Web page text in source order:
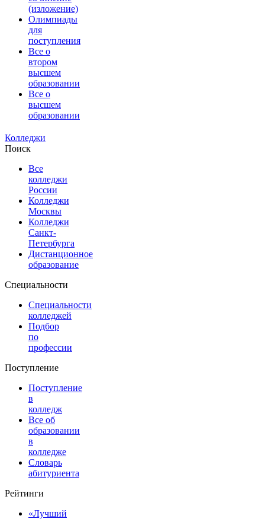
(изложение)
Олимпиады
для
поступления
Все о
втором
высшем
образовании
Все о
высшем
образовании
Колледжи
Поиск
Все
колледжи
России
Колледжи
Москвы
Колледжи
Санкт-
Петербурга
Дистанционное
образование
Специальности
Специальности
колледжей
Подбор
по
профессии
Поступление
Поступление
в
колледж
Все об
образовании
в
колледже
Словарь
абитуриента
Рейтинги
«Лучший